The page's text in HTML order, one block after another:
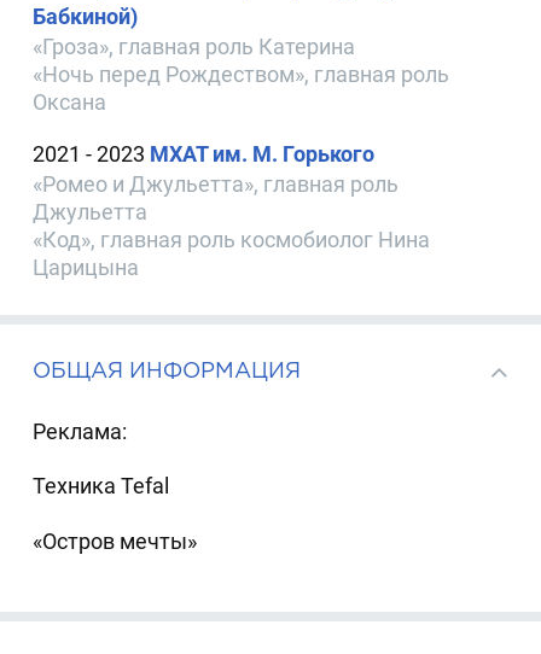
Бабкиной)
«Гроза», главная роль Катерина
«Ночь перед Рождеством», главная роль
Оксана
2021 - 2023 МХАТ им. М. Горького
«Ромео и Джульетта», главная роль
Джульетта
«Код», главная роль космобиолог Нина
Царицына
ОБЩАЯ ИНФОРМАЦИЯ
Реклама:
Техника Tefal
«Остров мечты»